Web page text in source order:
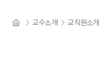
교수소개 교직원소개